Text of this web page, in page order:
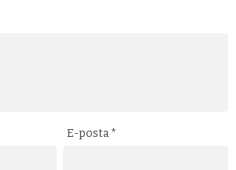
E-posta *